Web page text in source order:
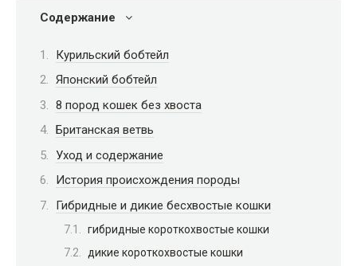
Содержание
Курильский бобтейл
Японский бобтейл
8 пород кошек без хвоста
Британская ветвь
Уход и содержание
История происхождения породы
Гибридные и дикие бесхвостые кошки
гибридные короткохвостые кошки
дикие короткохвостые кошки